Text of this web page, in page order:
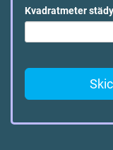
Kvadratmeter